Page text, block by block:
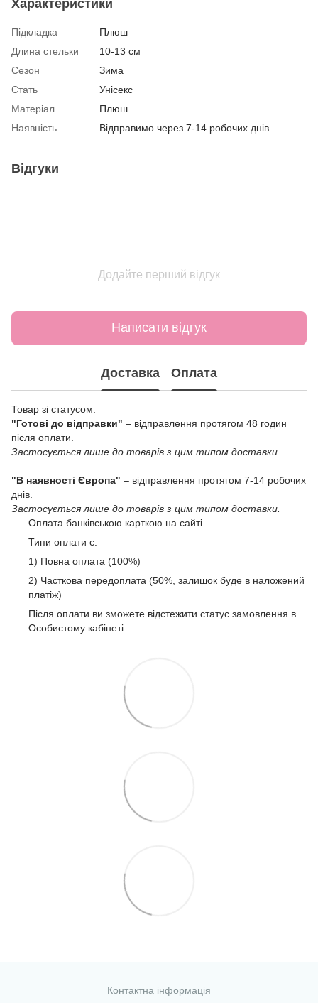
Характеристики
Підкладка
Плюш
Длина стельки
10-13 см
Сезон
Зима
Стать
Унісекс
Матеріал
Плюш
Наявність
Відправимо через 7-14 робочих днів
Відгуки
Додайте перший відгук
Написати відгук
Доставка Оплата
Товар зі статусом:
"Готові до відправки" – відправлення протягом 48 годин
після оплати.
Застосується лише до товарів з цим типом доставки.
"В наявності Європа" – відправлення протягом 7-14 робочих
днів.
Застосується лише до товарів з цим типом доставки.
Оплата банківською карткою на сайті
Типи оплати є:
1) Повна оплата (100%)
2) Часткова передоплата (50%, залишок буде в наложений
платіж)
Після оплати ви зможете відстежити статус замовлення в
Особистому кабінеті.
Контактна інформація